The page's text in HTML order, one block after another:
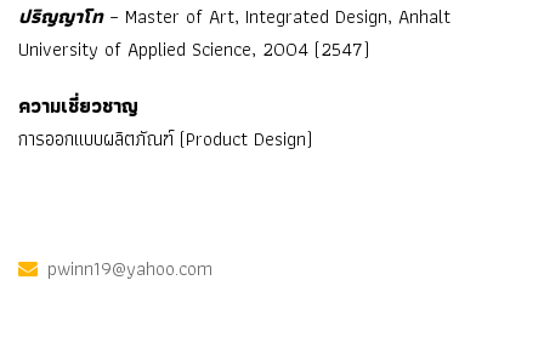
ปริญญาโท– Master of Art, Integrated Design, Anhalt
University of Applied Science, 2004 (2547)
ความเชี่ยวชาญ
การออกแบบผลิตภัณฑ์ (Product Design)
pwinn19@yahoo.com